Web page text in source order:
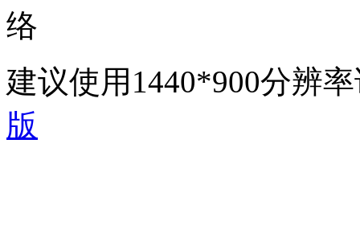
络
建议使用1440*900分辨
版